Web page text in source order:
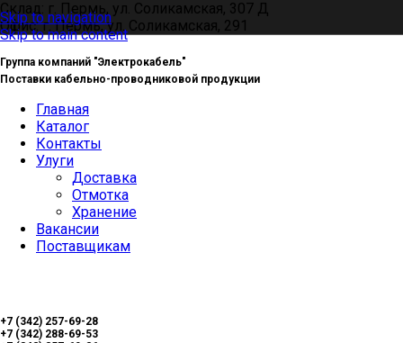
Skip to navigation
Skip to main content
Склад: г. Пермь, ул. Соликамская, 307 Д
Офис: г. Пермь, ул. Соликамская, 291
Группа компаний "Электрокабель"
Поставки кабельно-проводниковой продукции
Главная
Каталог
Контакты
Улуги
Доставка
Отмотка
Хранение
Вакансии
Поставщикам
+7 (342) 257-69-28
+7 (342) 288-69-53